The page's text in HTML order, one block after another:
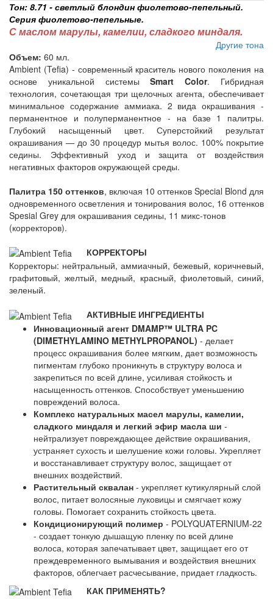
Тон: 8.71 - светлый блондин фиолетово-пепельный.
Серия фиолетово-пепельные.
С маслом марулы, камелии, сладкого миндаля.
Другие тона
Объем: 60 мл.
Ambient (Tefia) - современный краситель нового поколения на
основе уникальной системыSmart Color. Гибридная
технология, сочетающая три щелочных агента, обеспечивает
минимальное содержание аммиака. 2 вида окрашивания -
перманентное и полуперманентное - на базе 1 палитры.
Глубокий насыщенный цвет. Суперстойкий результат
окрашивания — до 30 процедур мытья волос. 100% покрытие
седины. Эффективный уход и защита от воздействия
негативных факторов окружающей среды.
Палитра 150 оттенков, включая 10 оттенков Special Blond для
одновременного осветления и тонирования волос, 16 оттенков
Spesial Grey для окрашивания седины, 11 микс-тонов
(корректоров).
КОРРЕКТОРЫ
Корректоры: нейтральный, аммиачный, бежевый, коричневый,
графитовый, желтый, медный, красный, фиолетовый, синий,
зеленый.
АКТИВНЫЕ ИНГРЕДИЕНТЫ
Инновационный агент DMAMP™ ULTRA PC
(DIMETHYLAMINO METHYLPROPANOL) - делает
процесс окрашивания более мягким, дает возможность
пигментам глубоко проникнуть в структуру волоса и
закрепиться по всей длине, усиливая стойкость и
насыщенность оттенков. Способствует уменьшению
повреждений волоса.
Комплекс натуральных масел марулы, камелии,
сладкого миндаля и легкий эфир масла ши -
нейтрализует повреждающее действие окрашивания,
устраняет сухость и шелушение кожи головы. Укрепляет
и восстанавливает структуру волос, защищает от
внешних воздействий.
Растительный сквалан - укрепляет кутикулярный слой
волос, питает волосяные луковицы и смягчает кожу
головы. Помогает сохранить стойкость цвета.
Кондиционирующий полимер - POLYQUATERNIUM-22
- создает тонкую дышащую пленку по всей длине
волоса, которая запечатывает цвет, защищает его от
преждевременного вымывания и воздействия внешних
факторов, облегчает расчесывание, придает гладкость.
КАК ПРИМЕНЯТЬ?